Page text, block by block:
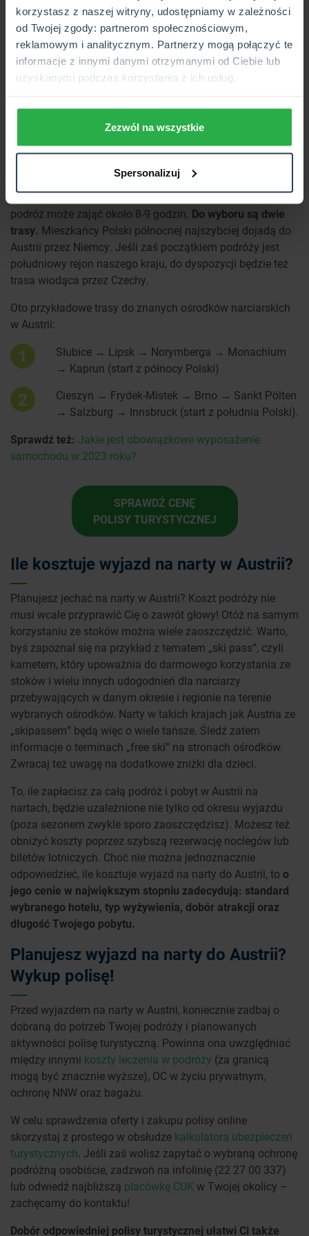
korzystasz z naszej witryny, udostępniamy w zależności
od Twojej zgody: partnerom społecznościowym,
reklamowym i analitycznym. Partnerzy mogą połączyć te
informacje z innymi danymi otrzymanymi od Ciebie lub
uzyskanymi podczas korzystania z ich usług.
Zezwól na wszystkie
Spersonalizuj
samochodem?
Narty w Alpach najczęściej kojarzą się z takimi krajami jak
Austria. Nie leży ona jednak blisko Polski. Mimo to
autem za granicę
w te rejony jest możliwa! Ponadto może
na fakt, że państwo to leży w bliższej odległości od Polski
niż inne kraje alpejskie, wyjazd do tamtejszych ośrodków
narciarskich obniża zwykle łączny koszty podróży.
Jak dojechać do Austrii samochodem?
lokalizacji początku trasy i miejscowości docelowej taka
podróż może zająć około 8-9 godzin. Do wyboru są dwie
trasy. Mieszkańcy Polski północnej najszybciej dojadą do
Austrii przez Niemcy. Jeśli zaś początkiem podróży jest
południowy rejon naszego kraju, do dyspozycji będzie też
trasa wiodąca przez Czechy.
Oto przykładowe trasy do znanych ośrodków narciarskich
w Austrii:
1
Słubice → Lipsk → Norymberga → Monachium
→ Kaprun (start z północy Polski)
2
Cieszyn → Frydek-Mistek → Brno → Sankt Pölten
→ Salzburg → Innsbruck (start z południa Polski).
Sprawdź też: Jakie jest obowiązkowe wyposażenie
samochodu w 2023 roku?
SPRAWDŹ CENĘ
POLISY TURYSTYCZNEJ
Ile kosztuje wyjazd na narty w Austrii?
Planujesz jechać na narty w Austrii? Koszt podróży nie
musi wcale przyprawić Cię o zawrót głowy! Otóż na samym
korzystaniu ze stoków można wiele zaoszczędzić. Warto,
byś zapoznał się na przykład z tematem „ski pass”, czyli
karnetem, który upoważnia do darmowego korzystania ze
stoków i wielu innych udogodnień dla narciarzy
przebywających w danym okresie i regionie na terenie
wybranych ośrodków. Narty w takich krajach jak Austria ze
„skipassem” będą więc o wiele tańsze. Śledź zatem
informacje o terminach „free ski” na stronach ośrodków.
Zwracaj też uwagę na dodatkowe zniżki dla dzieci.
To, ile zapłacisz za całą podróż i pobyt w Austrii na
nartach, będzie uzależnione nie tylko od okresu wyjazdu
(poza sezonem zwykle sporo zaoszczędzisz). Możesz też
obniżyć koszty poprzez szybszą rezerwację noclegów lub
biletów lotniczych. Choć nie można jednoznacznie
odpowiedzieć, ile kosztuje wyjazd na narty do Austrii, to o
jego cenie w największym stopniu zadecydują: standard
wybranego hotelu, typ wyżywienia, dobór atrakcji oraz
długość Twojego pobytu.
Planujesz wyjazd na narty do Austrii?
Wykup polisę!
Przed wyjazdem na narty w Austrii, koniecznie zadbaj o
dobraną do potrzeb Twojej podróży i planowanych
aktywności polisę turystyczną. Powinna ona uwzględniać
między innymi koszty leczenia w podróży (za granicą
mogą być znacznie wyższe), OC w życiu prywatnym,
ochronę NNW oraz bagażu.
W celu sprawdzenia oferty i zakupu polisy online
skorzystaj z prostego w obsłudze kalkulatora ubezpieczeń
turystycznych. Jeśli zaś wolisz zapytać o wybraną ochronę
podróżną osobiście, zadzwoń na infolinię (22 27 00 337)
lub odwiedź najbliższą placówkę CUKw Twojej okolicy –
zachęcamy do kontaktu!
Dobór odpowiedniej polisy turystycznej ułatwi Ci także